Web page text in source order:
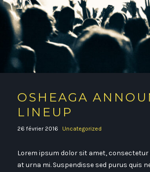
OSHEAGA
LINEUP
26 février 2016 Uncategorized
Lorem ipsum dolor sit amet, consectetur
at urna mi. Suspendisse sed purus quis